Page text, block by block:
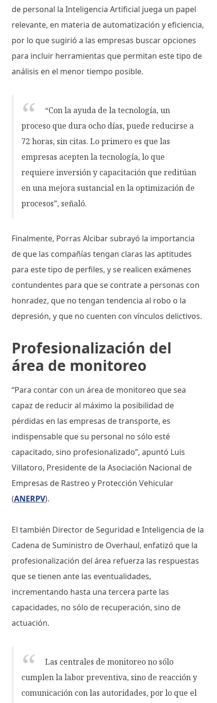
de personal la Inteligencia Artificial juega un papel
relevante, en materia de automatización y eficiencia,
por lo que sugirió a las empresas buscar opciones
para incluir herramientas que permitan este tipo de
análisis en el menor tiempo posible.
“Con la ayuda de la tecnología, un
proceso que dura ocho días, puede reducirse a
72 horas, sin citas. Lo primero es que las
empresas acepten la tecnología, lo que
requiere inversión y capacitación que reditúan
en una mejora sustancial en la optimización de
procesos”, señaló.
Finalmente, Porras Alcibar subrayó la importancia
de que las compañías tengan claras las aptitudes
para este tipo de perfiles, y se realicen exámenes
contundentes para que se contrate a personas con
honradez, que no tengan tendencia al robo o la
depresión, y que no cuenten con vínculos delictivos.
Profesionalización del
área de monitoreo
“Para contar con un área de monitoreo que sea
capaz de reducir al máximo la posibilidad de
pérdidas en las empresas de transporte, es
indispensable que su personal no sólo esté
capacitado, sino profesionalizado”, apuntó Luis
Villatoro, Presidente de la Asociación Nacional de
Empresas de Rastreo y Protección Vehicular
(ANERPV).
El también Director de Seguridad e Inteligencia de la
Cadena de Suministro de Overhaul, enfatizó que la
profesionalización del área refuerza las respuestas
que se tienen ante las eventualidades,
incrementando hasta una tercera parte las
capacidades, no sólo de recuperación, sino de
actuación.
Las centrales de monitoreo no sólo
cumplen la labor preventiva, sino de reacción y
comunicación con las autoridades, por lo que el